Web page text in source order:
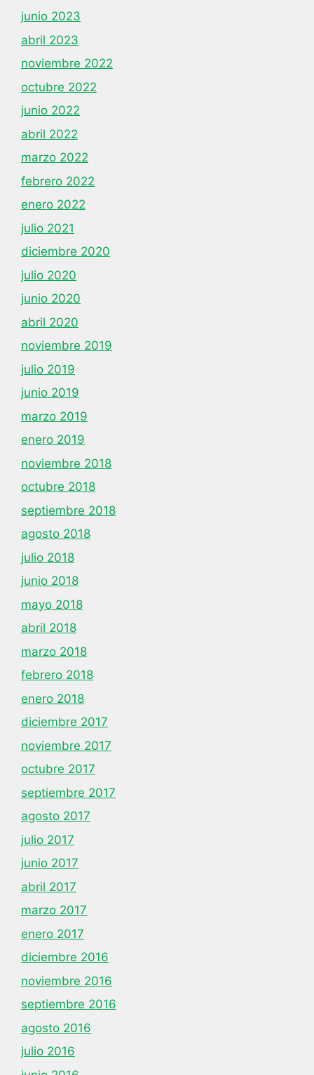
junio 2023
abril 2023
noviembre 2022
octubre 2022
junio 2022
abril 2022
marzo 2022
febrero 2022
enero 2022
julio 2021
diciembre 2020
julio 2020
junio 2020
abril 2020
noviembre 2019
julio 2019
junio 2019
marzo 2019
enero 2019
noviembre 2018
octubre 2018
septiembre 2018
agosto 2018
julio 2018
junio 2018
mayo 2018
abril 2018
marzo 2018
febrero 2018
enero 2018
diciembre 2017
noviembre 2017
octubre 2017
septiembre 2017
agosto 2017
julio 2017
junio 2017
abril 2017
marzo 2017
enero 2017
diciembre 2016
noviembre 2016
septiembre 2016
agosto 2016
julio 2016